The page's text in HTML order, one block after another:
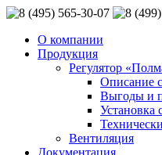
О компании
Продукция
Регулятор
Описание
Выгоды и
Установка
Вентиляция
Документация